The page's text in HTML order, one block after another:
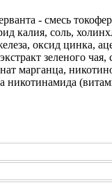
- смесь
калия, соль,
оксид цинка,
зеленого чая,
марганца,
никотинамида